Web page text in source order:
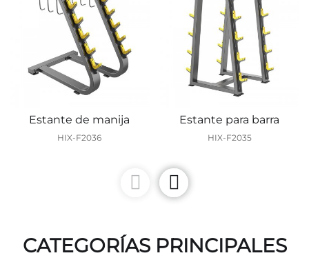
Estante de manija
HIX-F2036
Estante para barra
HIX-F2035
CATEGORÍAS PRINCIPALES